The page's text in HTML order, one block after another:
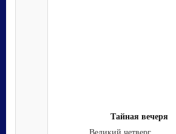
Тайная вечеря